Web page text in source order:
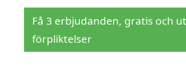
Få 3 erbjudanden, gratis och
förpliktelser